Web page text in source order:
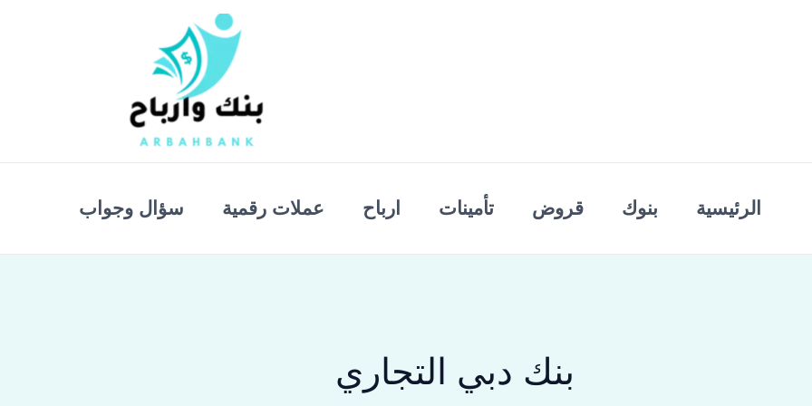
الرئيسية بنوك قروض تأمينات ارباح عملات رقمية سؤال وجواب
بنك دبي التجاري